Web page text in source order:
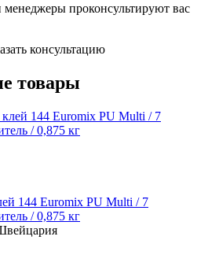
менеджеры проконсультируют вас
консультацию
товары
144 Euromix PU Multi / 7
/ 0,875 кг